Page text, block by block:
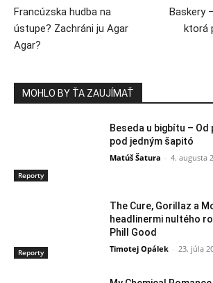
Francúzska hudba na
ústupe? Zachráni ju Agar
Agar?
Baskery
ktorá
MOHLO BY ŤA ZAUJÍMAŤ
Reporty
Beseda u bigbítu – Od
pod jedným šapitó
Matúš Šatura - 4. augusta
Reporty
The Cure, Gorillaz a
headlinermi nultého
Phill Good
Timotej Opálek - 23. júla